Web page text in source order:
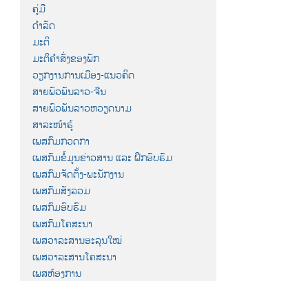
ຄູ່ມື
ດຳລັດ
ມະຕິ
ມະຕິຄຳສັ່ງຂອງພັກ
ວຽກງານການເມືອງ-ແນວຄິດ
ສາຍພົວພັນລາວ-ຈີນ
ສາຍພົວພັນລາວຫວຽດນາມ
ສາລະໜ້າຮູ້
ເພສກົມກວດກາ
ເພສກົມຂໍ້ມູນຂ່າວສານ ແລະ ຝຶກອົບຮົມ
ເພສກົມຈັດຕັ້ງ-ພະນັກງານ
ເພສກົມສັງລວມ
ເພສກົມອົບຮົມ
ເພສກົມໂຄສະນາ
ເພສວາລະສານອະລຸນໃໝ່
ເພສວາລະສານໂຄສະນາ
ເພສຫ້ອງການ